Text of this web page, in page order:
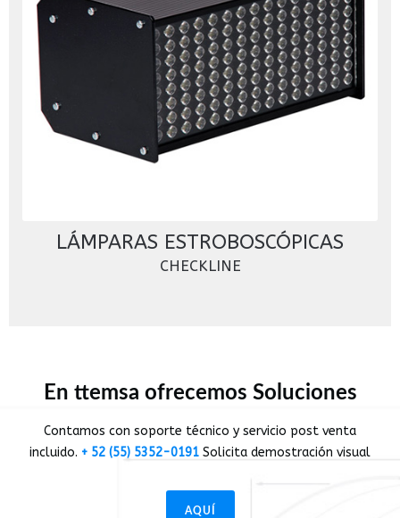
LÁMPARAS ESTROBOSCÓPICAS
CHECKLINE
En ttemsa ofrecemos Soluciones
Contamos con soporte técnico y servicio post venta
incluido. + 52 (55) 5352-0191 Solicita demostración visual
AQUÍ